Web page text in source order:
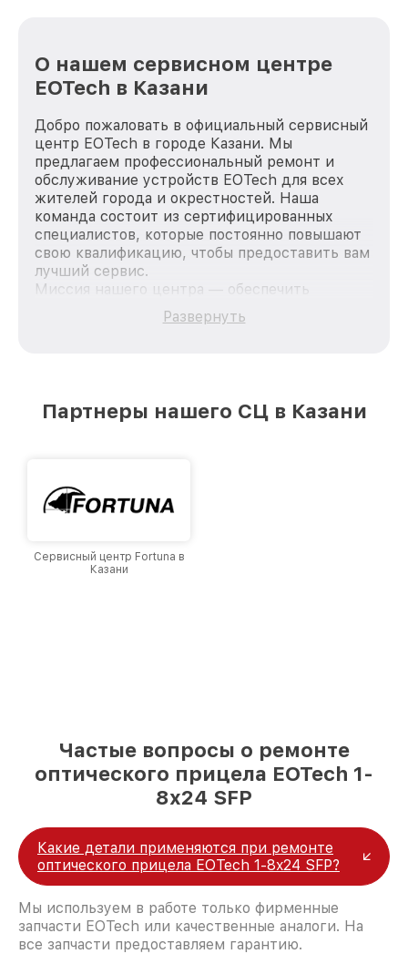
О нашем сервисном центре
EOTech в Казани
Добро пожаловать в официальный сервисный
центр EOTech в городе Казани. Мы
предлагаем профессиональный ремонт и
обслуживание устройств EOTech для всех
жителей города и окрестностей. Наша
команда состоит из сертифицированных
специалистов, которые постоянно повышают
свою квалификацию, чтобы предоставить вам
лучший сервис.
Миссия нашего центра — обеспечить
качественный и доступный ремонт для
каждого пользователя продукции EOTech, вне
лучшим сервисным центром EOTech в городе
Развернуть
Партнеры нашего СЦ в Казани
Сервисный центр Fortuna в
Казани
Частые вопросы о ремонте
оптического прицела EOTech 1-
8x24 SFP
Какие детали применяются при ремонте
оптического прицела EOTech 1-8x24 SFP?
Мы используем в работе только фирменные
запчасти EOTech или качественные аналоги. На
все запчасти предоставляем гарантию.